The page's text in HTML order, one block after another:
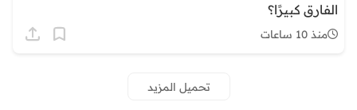
الفارق كبيرًا؟
منذ 10 ساعات
تحميل المزيد